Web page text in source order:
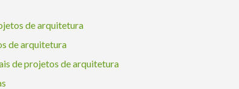
de arquitetura
de arquitetura
de projetos de arquitetura